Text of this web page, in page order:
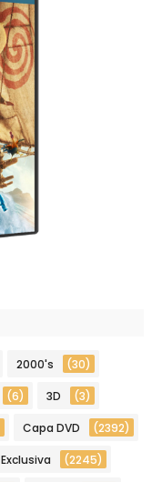
2000's (30)
(6) 3D (3)
Capa DVD (2392)
Exclusiva (2245)